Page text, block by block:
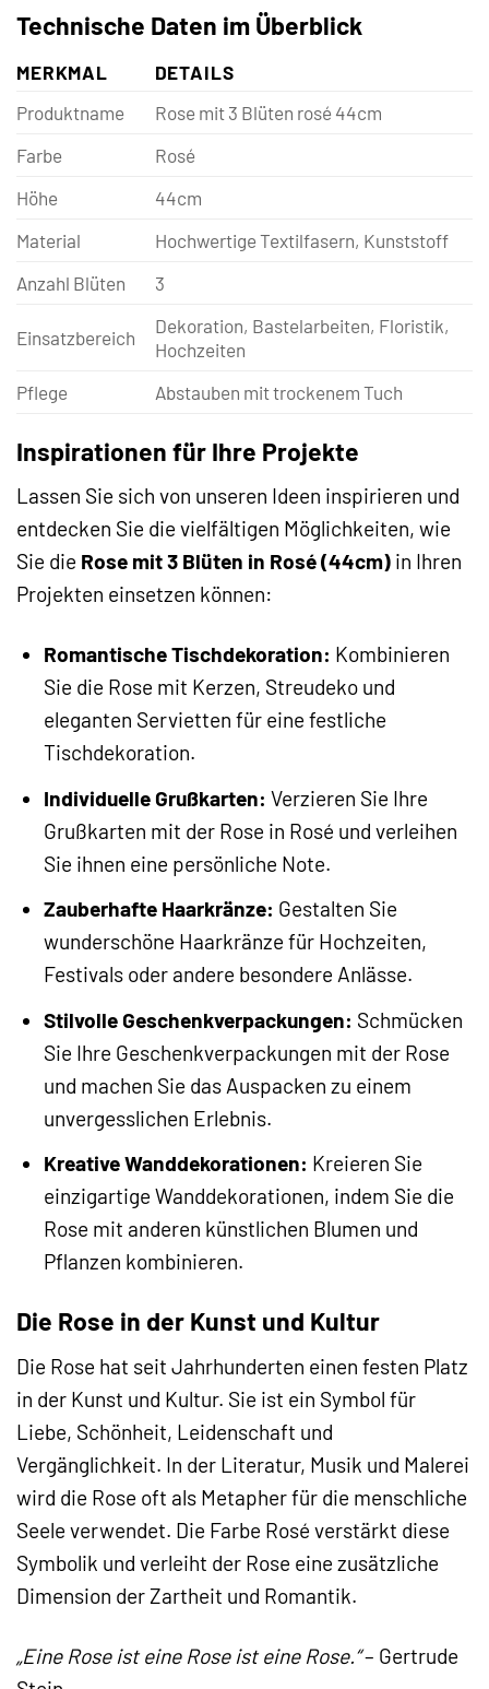
Technische Daten im Überblick
MERKMAL
DETAILS
Produktname
Rose mit 3 Blüten rosé 44cm
Farbe
Rosé
Höhe
44cm
Material
Hochwertige Textilfasern, Kunststoff
Anzahl Blüten
3
Einsatzbereich
Dekoration, Bastelarbeiten, Floristik,
Hochzeiten
Pflege
Abstauben mit trockenem Tuch
Inspirationen für Ihre Projekte
Lassen Sie sich von unseren Ideen inspirieren und
entdecken Sie die vielfältigen Möglichkeiten, wie
Sie die Rose mit 3 Blüten in Rosé (44cm) in Ihren
Projekten einsetzen können:
Romantische Tischdekoration: Kombinieren
Sie die Rose mit Kerzen, Streudeko und
eleganten Servietten für eine festliche
Tischdekoration.
Individuelle Grußkarten: Verzieren Sie Ihre
Grußkarten mit der Rose in Rosé und verleihen
Sie ihnen eine persönliche Note.
Zauberhafte Haarkränze: Gestalten Sie
wunderschöne Haarkränze für Hochzeiten,
Festivals oder andere besondere Anlässe.
Stilvolle Geschenkverpackungen: Schmücken
Sie Ihre Geschenkverpackungen mit der Rose
und machen Sie das Auspacken zu einem
unvergesslichen Erlebnis.
Kreative Wanddekorationen: Kreieren Sie
einzigartige Wanddekorationen, indem Sie die
Rose mit anderen künstlichen Blumen und
Pflanzen kombinieren.
Die Rose in der Kunst und Kultur
Die Rose hat seit Jahrhunderten einen festen Platz
in der Kunst und Kultur. Sie ist ein Symbol für
Liebe, Schönheit, Leidenschaft und
Vergänglichkeit. In der Literatur, Musik und Malerei
wird die Rose oft als Metapher für die menschliche
Seele verwendet. Die Farbe Rosé verstärkt diese
Symbolik und verleiht der Rose eine zusätzliche
Dimension der Zartheit und Romantik.
„Eine Rose ist eine Rose ist eine Rose.“– Gertrude